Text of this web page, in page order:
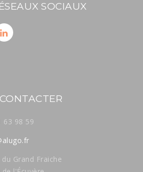
SOCIAUX
63 98 59
Grand Fraiche